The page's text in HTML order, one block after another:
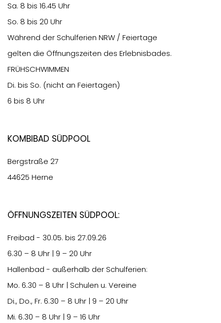
Sa. 8 bis 16.45 Uhr
So. 8 bis 20 Uhr
Während der Schulferien NRW / Feiertage
gelten die Öffnungszeiten des Erlebnisbades.
FRÜHSCHWIMMEN
Di. bis So. (nicht an Feiertagen)
6 bis 8 Uhr
Kombibad Südpool
Bergstraße 27
44625 Herne
Öffnungszeiten Südpool:
Freibad - 30.05. bis 27.09.26
6.30 – 8 Uhr | 9 – 20 Uhr
Hallenbad - außerhalb der Schulferien:
Mo. 6.30 – 8 Uhr | Schulen u. Vereine
Di., Do., Fr. 6.30 – 8 Uhr | 9 – 20 Uhr
Mi. 6.30 – 8 Uhr | 9 – 16 Uhr